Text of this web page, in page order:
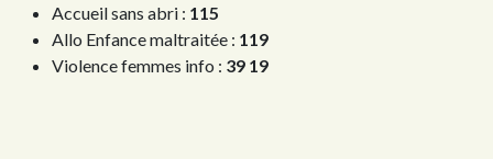
Accueil sans abri : 115
Allo Enfance maltraitée : 119
Violence femmes info : 39 19